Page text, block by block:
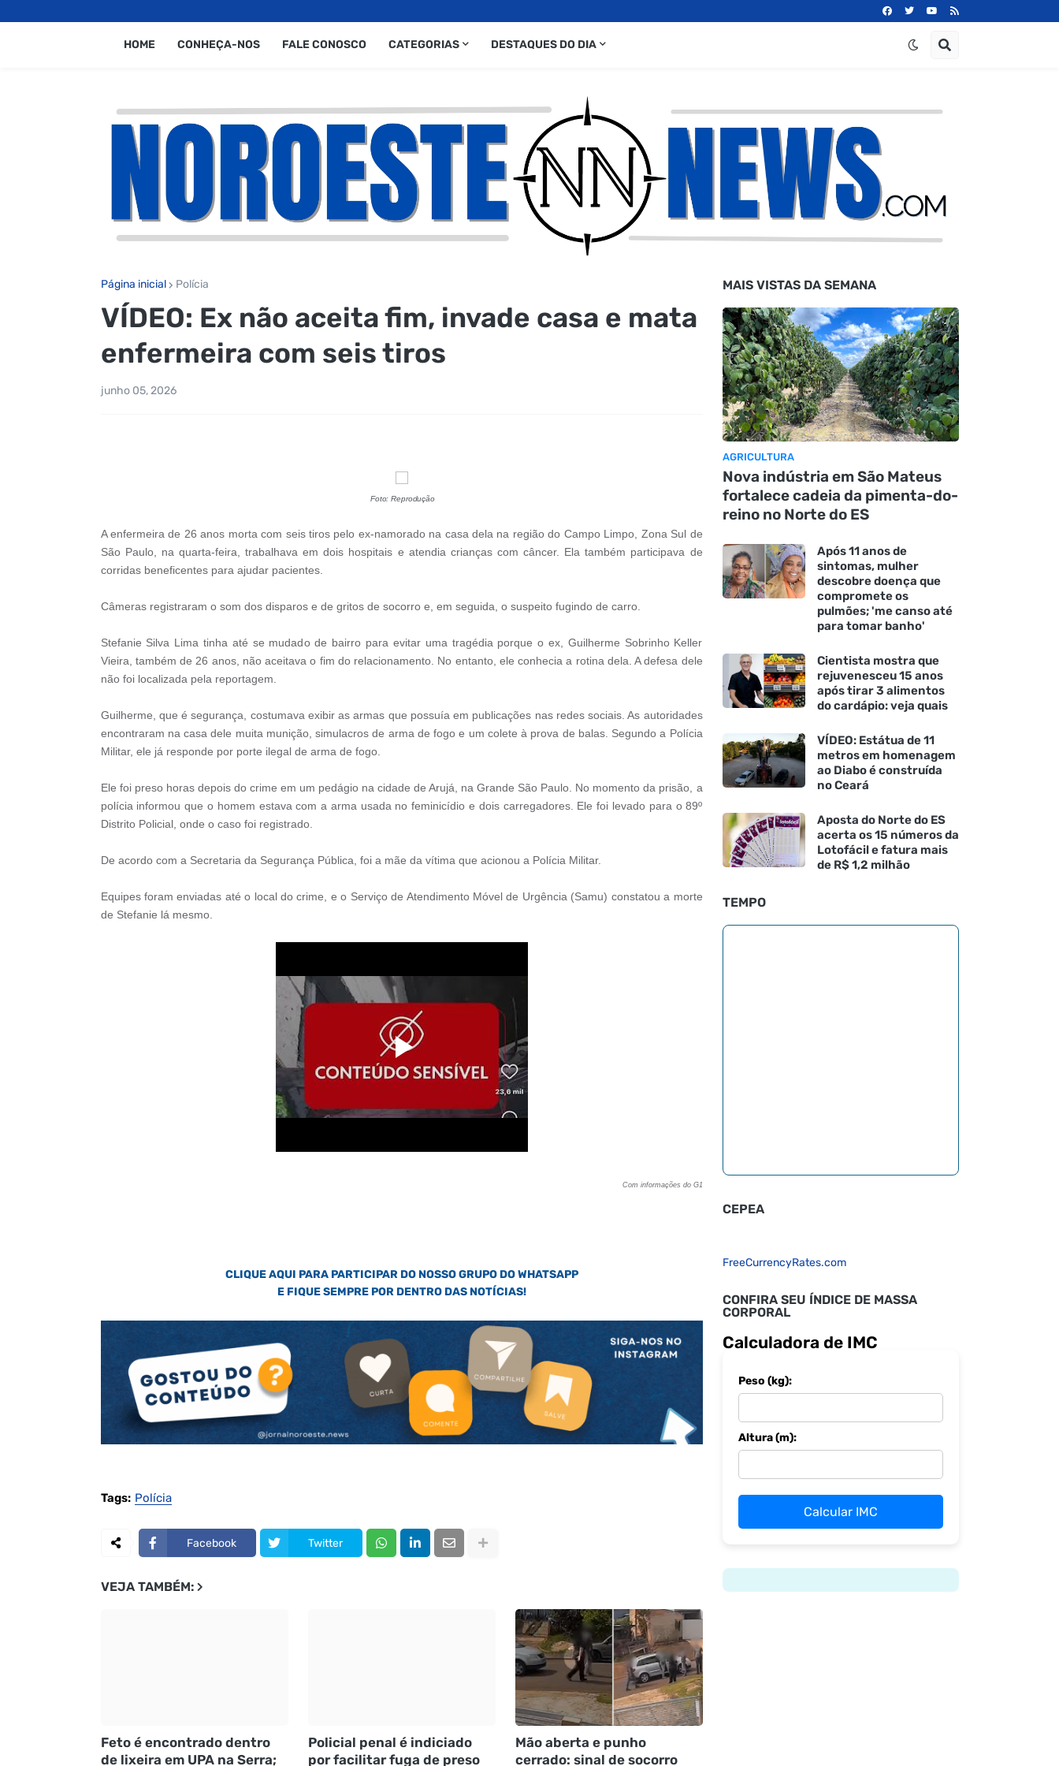
HOME CONHEÇA-NOS FALE CONOSCO CATEGORIAS DESTAQUES DO DIA
Página inicial Polícia
VÍDEO: Ex não aceita fim, invade casa e mata
enfermeira com seis tiros
junho 05, 2026
Foto: Reprodução
A enfermeira de 26 anos morta com seis tiros pelo ex-namorado na casa dela na região do Campo Limpo, Zona Sul de
São Paulo, na quarta-feira, trabalhava em dois hospitais e atendia crianças com câncer. Ela também participava de
corridas beneficentes para ajudar pacientes.
Câmeras registraram o som dos disparos e de gritos de socorro e, em seguida, o suspeito fugindo de carro.
Stefanie Silva Lima tinha até se mudado de bairro para evitar uma tragédia porque o ex, Guilherme Sobrinho Keller
Vieira, também de 26 anos, não aceitava o fim do relacionamento. No entanto, ele conhecia a rotina dela. A defesa dele
não foi localizada pela reportagem.
Guilherme, que é segurança, costumava exibir as armas que possuía em publicações nas redes sociais. As autoridades
encontraram na casa dele muita munição, simulacros de arma de fogo e um colete à prova de balas. Segundo a Polícia
Militar, ele já responde por porte ilegal de arma de fogo.
Ele foi preso horas depois do crime em um pedágio na cidade de Arujá, na Grande São Paulo. No momento da prisão, a
polícia informou que o homem estava com a arma usada no feminicídio e dois carregadores. Ele foi levado para o 89º
Distrito Policial, onde o caso foi registrado.
De acordo com a Secretaria da Segurança Pública, foi a mãe da vítima que acionou a Polícia Militar.
Equipes foram enviadas até o local do crime, e o Serviço de Atendimento Móvel de Urgência (Samu) constatou a morte
de Stefanie lá mesmo.
Com informações do G1
CLIQUE AQUI PARA PARTICIPAR DO NOSSO GRUPO DO WHATSAPP
E FIQUE SEMPRE POR DENTRO DAS NOTÍCIAS!
Tags: Polícia
Facebook Twitter
VEJA TAMBÉM:
Feto é encontrado dentro
de lixeira em UPA na Serra;
Policial penal é indiciado
por facilitar fuga de preso
Mão aberta e punho
cerrado: sinal de socorro
MAIS VISTAS DA SEMANA
AGRICULTURA
Nova indústria em São Mateus
fortalece cadeia da pimenta-do-
reino no Norte do ES
Após 11 anos de
sintomas, mulher
descobre doença que
compromete os
pulmões; 'me canso até
para tomar banho'
Cientista mostra que
rejuvenesceu 15 anos
após tirar 3 alimentos
do cardápio: veja quais
VÍDEO: Estátua de 11
metros em homenagem
ao Diabo é construída
no Ceará
Aposta do Norte do ES
acerta os 15 números da
Lotofácil e fatura mais
de R$ 1,2 milhão
TEMPO
CEPEA
FreeCurrencyRates.com
CONFIRA SEU ÍNDICE DE MASSA
CORPORAL
Calculadora de IMC
Peso (kg):
Altura (m):
Calcular IMC